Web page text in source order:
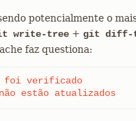
potencialmente o
write-tree + git diff-
faz questiona:
foi verificado
estão atualizados